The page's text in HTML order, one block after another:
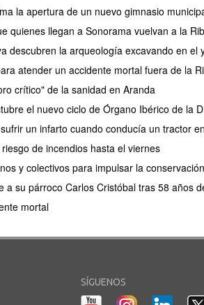
la apertura de un nuevo gimnasio
quienes llegan a Sonorama vuelvan a la
descubren la arqueología excavando en el
atender un accidente mortal fuera de la
crítico" de la sanidad en Aranda
el nuevo ciclo de Órgano Ibérico de la
un infarto cuando conducía un tractor
de incendios hasta el viernes
y colectivos para impulsar la
a su párroco Carlos Cristóbal tras 58 años
mortal
SÍGUENOS